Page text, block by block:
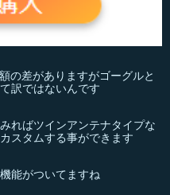
の差がありますがゴーグルと
訳ではないんです
ればツインアンテナタイプな
スタムする事ができます
能がついてますね